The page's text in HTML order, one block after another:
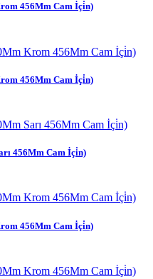
456Mm Cam İçi̇n)
456Mm Cam İçi̇n)
456Mm Cam İçi̇n)
456Mm Cam İçi̇n)